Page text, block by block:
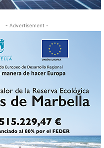
- Advertisement -